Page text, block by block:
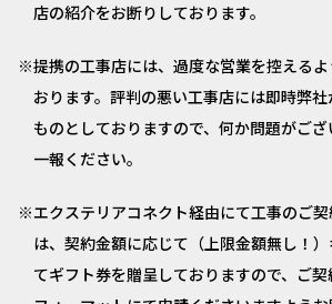
店の紹介をお断りしております。
提携の工事店には、過度な営業を控える
おります。評判の悪い工事店には即時弊
ものとしておりますので、何か問題がご
一報ください。
エクステリアコネクト経由にて工事のご
は、契約金額に応じて（上限金額無し！
てギフト券を贈呈しておりますので、ご